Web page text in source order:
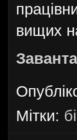
вищих
Мітки: